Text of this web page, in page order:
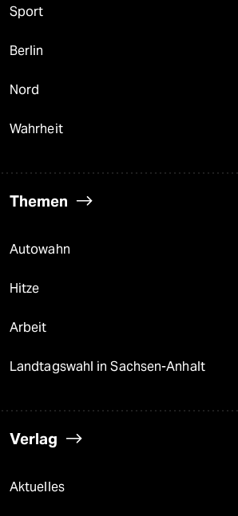
Sport
Berlin
Nord
Wahrheit
Themen
Autowahn
Hitze
Arbeit
Landtagswahl in Sachsen-Anhalt
Verlag
Aktuelles